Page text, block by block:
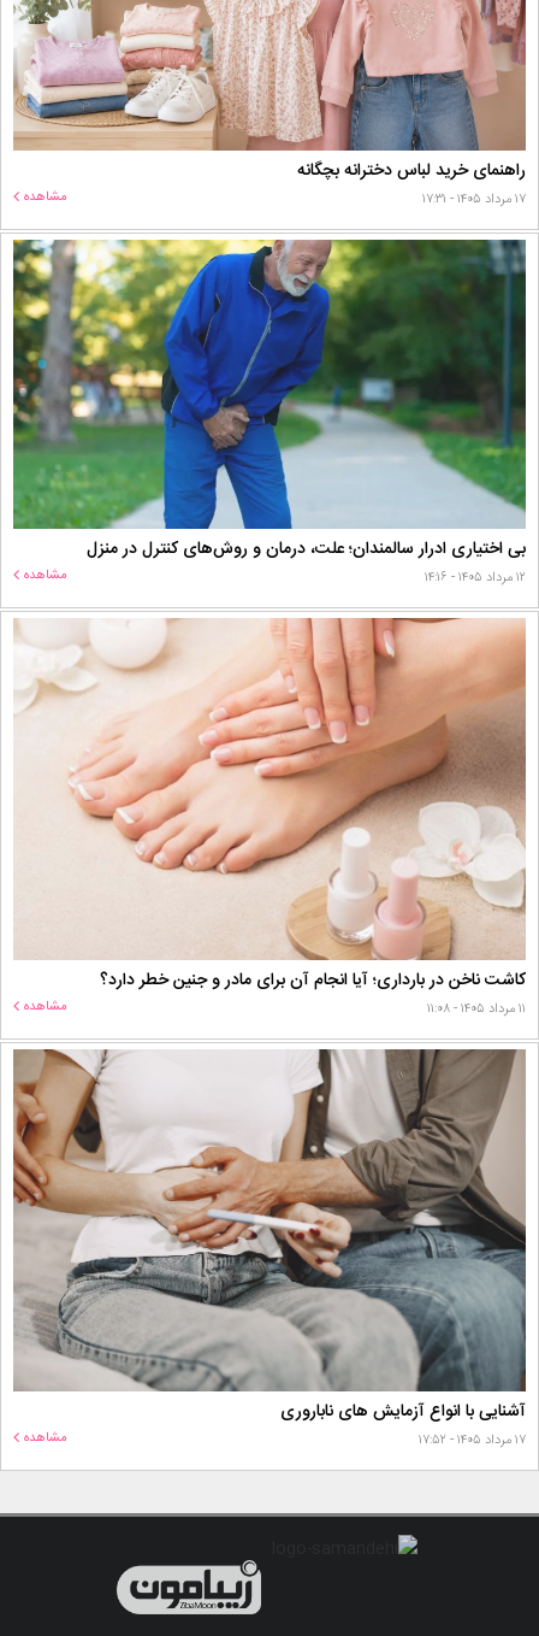
راهنمای خرید لباس دخترانه بچگانه
۱۷ مرداد ۱۴۰۵ - ۱۷:۳۱ مشاهده
بی اختیاری ادرار سالمندان؛ علت، درمان و روش‌های کنترل در منزل
۱۲ مرداد ۱۴۰۵ - ۱۴:۱۶ مشاهده
کاشت ناخن در بارداری؛ آیا انجام آن برای مادر و جنین خطر دارد؟
۱۱ مرداد ۱۴۰۵ - ۱۱:۰۸ مشاهده
آشنایی با انواع آزمایش های ناباروری
۱۷ مرداد ۱۴۰۵ - ۱۷:۵۲ مشاهده